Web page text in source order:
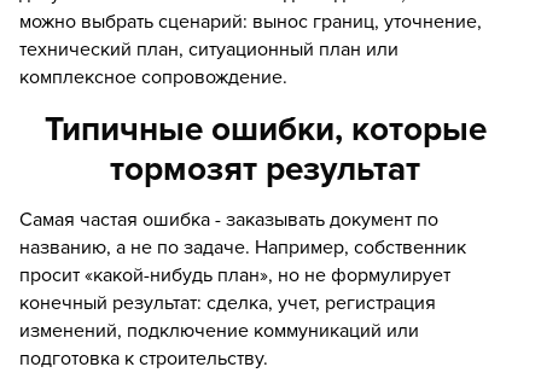
можно выбрать сценарий: вынос границ, уточнение,
технический план, ситуационный план или
комплексное сопровождение.
Типичные ошибки, которые
тормозят результат
Самая частая ошибка - заказывать документ по
названию, а не по задаче. Например, собственник
просит «какой-нибудь план», но не формулирует
конечный результат: сделка, учет, регистрация
изменений, подключение коммуникаций или
подготовка к строительству.